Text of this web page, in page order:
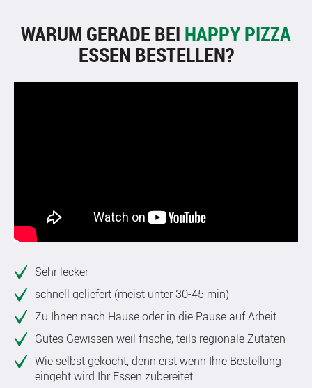
WARUM GERADE BEI HAPPY PIZZA
ESSEN BESTELLEN?
Sehr lecker
schnell geliefert (meist unter 30-45 min)
Zu Ihnen nach Hause oder in die Pause auf Arbeit
Gutes Gewissen weil frische, teils regionale Zutaten
Wie selbst gekocht, denn erst wenn Ihre Bestellung
eingeht wird Ihr Essen zubereitet